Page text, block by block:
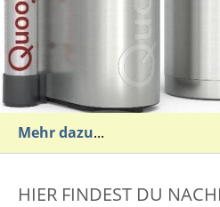
Mehr dazu...
HIER FINDEST DU